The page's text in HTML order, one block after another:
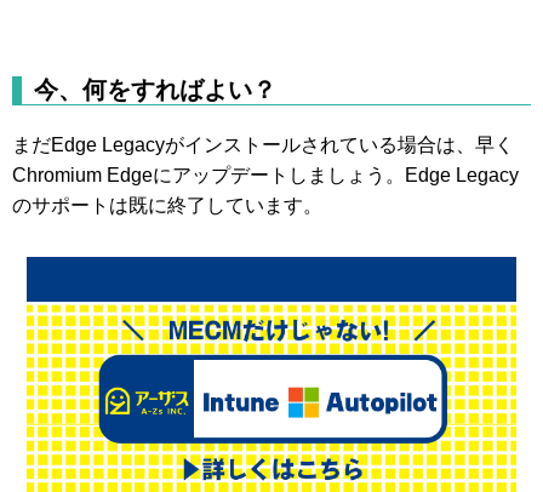
今、何をすればよい？
まだEdge Legacyがインストールされている場合は、早く
Chromium Edgeにアップデートしましょう。Edge Legacy
のサポートは既に終了しています。